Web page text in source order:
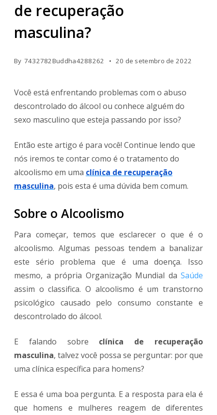
de recuperação
masculina?
By 7432782Buddha4288262 20 de setembro de 2022
Você está enfrentando problemas com o abuso
descontrolado do álcool ou conhece alguém do
sexo masculino que esteja passando por isso?
Então este artigo é para você! Continue lendo que
nós iremos te contar como é o tratamento do
alcoolismo em uma clínica de recuperação
masculina, pois esta é uma dúvida bem comum.
Sobre o Alcoolismo
Para começar, temos que esclarecer o que é o
alcoolismo. Algumas pessoas tendem a banalizar
este sério problema que é uma doença. Isso
mesmo, a própria Organização Mundial da Saúde
assim o classifica. O alcoolismo é um transtorno
psicológico causado pelo consumo constante e
descontrolado do álcool.
E falando sobre clínica de recuperação
masculina, talvez você possa se perguntar: por que
uma clínica específica para homens?
E essa é uma boa pergunta. E a resposta para ela é
que homens e mulheres reagem de diferentes